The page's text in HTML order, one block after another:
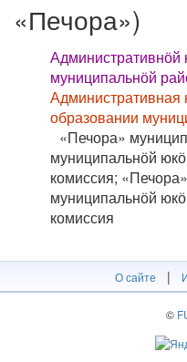
«Печора»)
Административнӧй
муниципальнӧй
Административная
образовании
«Печора»
муниципальнӧй
комиссия;
муниципальнӧй
комиссия
О сайте |
©